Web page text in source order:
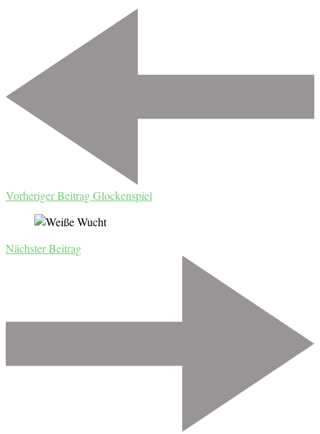
Beitragsnavigation
Vorheriger BeitragGlockenspiel
Nächster Beitrag